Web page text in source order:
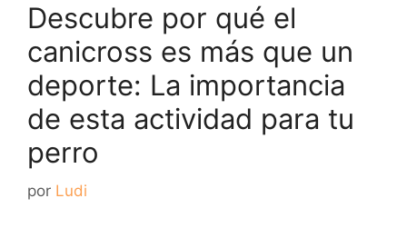
Descubre por qué el
canicross es más que un
deporte: La importancia
de esta actividad para tu
perro
por Ludi